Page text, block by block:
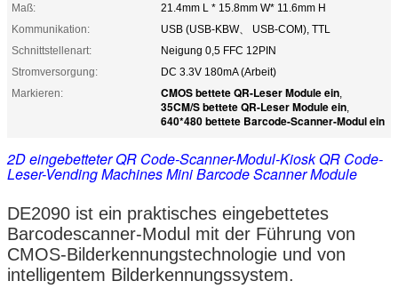
Maß:
21.4mm L * 15.8mm W* 11.6mm H
Kommunikation:
USB (USB-KBW、 USB-COM), TTL
Schnittstellenart:
Neigung 0,5 FFC 12PIN
Stromversorgung:
DC 3.3V 180mA (Arbeit)
Markieren:
CMOS bettete QR-Leser Module ein,
35CM/S bettete QR-Leser Module ein,
640*480 bettete Barcode-Scanner-Modul ein
2D eingebetteter QR Code-Scanner-Modul-Kiosk QR Code-
Leser-Vending Machines Mini Barcode Scanner Module
DE2090 ist ein praktisches eingebettetes
Barcodescanner-Modul mit der Führung von
CMOS-Bilderkennungstechnologie und von
intelligentem Bilderkennungssystem.